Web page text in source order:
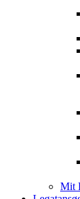
Mit